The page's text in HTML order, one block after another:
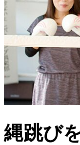
縄跳び